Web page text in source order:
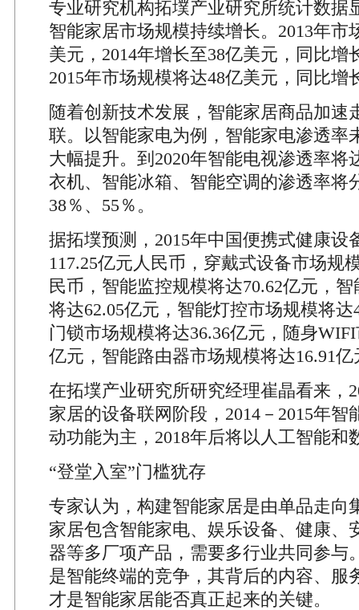
专业研究机构拓墣产业研究所统计数据
智能家居市场规模持续增长。2013年市
美元，2014年增长至38亿美元，同比增
2015年市场规模将达48亿美元，同比增
随着创新技术发展，智能家居商品加速
联。以智能家电为例，智能家电渗透率
大幅提升。到2020年智能电视渗透率将
衣机、智能冰箱、智能空调的渗透率将
38％、55％。
据拓墣预测，2015年中国便携式健康设
117.25亿元人民币，穿戴式设备市场规
民币，智能监控规模将达70.62亿元，
将达62.05亿元，智能灯控市场规模将达
门锁市场规模将达36.36亿元，随身
亿元，智能路由器市场规模将达16.91亿
在拓墣产业研究所研究经理崔晶看来，
家居的设备联网阶段，2014－2015年智
动功能为主，2018年后将以人工智能和
“登堂入室”门槛犹存
专家认为，构建智能家居是由单品走向
家居包含智能家电、娱乐设备、健康、
器等多厂项产品，需要多行业共同参与
是智能终端的竞争，其背后的内容、服
才是智能家居能否真正起来的关键。